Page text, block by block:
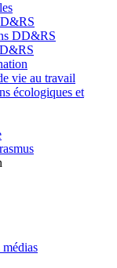
DD&RS
vie au travail
écologiques et